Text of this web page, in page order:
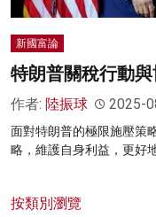
新國富論
特朗普關稅行動
作者: 陸振球 2025-
面對特朗普的極限施壓策
略，維護自身利益，更好
按類別瀏覽